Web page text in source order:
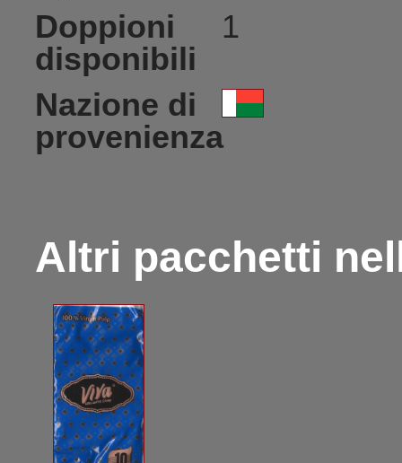
Doppioni
disponibili
1
Nazione di
provenienza
Altri pacchetti